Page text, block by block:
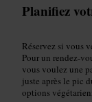
Planifiez
Réservez si vous
Pour un rendez-
vous voulez une
juste après le pic
options